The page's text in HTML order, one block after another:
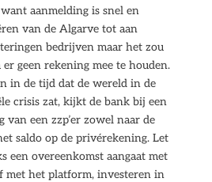
aanmelding is snel en
van de Algarve tot aan
bedrijven maar het zou
geen rekening mee te houden.
in de tijd dat de wereld in de
crisis zat, kijkt de bank bij een
van een zzp’er zowel naar de
saldo op de privérekening. Let
een overeenkomst aangaat met
met het platform, investeren in